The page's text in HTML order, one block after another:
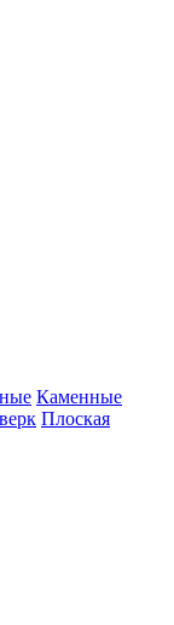
Каменные
Плоская